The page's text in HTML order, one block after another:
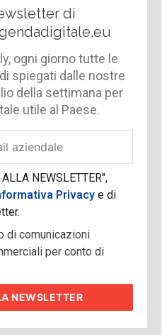
di
ogni giorno tutte le
spiegati dalle nostre
della settimana per
utile al Paese.
NEWSLETTER",
Privacy e di
di comunicazioni
per conto di
NEWSLETTER